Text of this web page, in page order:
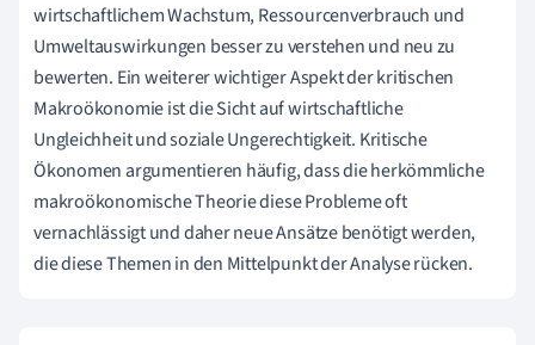
wirtschaftlichem Wachstum, Ressourcenverbrauch und
Umweltauswirkungen besser zu verstehen und neu zu
bewerten. Ein weiterer wichtiger Aspekt der kritischen
Makroökonomie ist die Sicht auf wirtschaftliche
Ungleichheit und soziale Ungerechtigkeit. Kritische
Ökonomen argumentieren häufig, dass die herkömmliche
makroökonomische Theorie diese Probleme oft
vernachlässigt und daher neue Ansätze benötigt werden,
die diese Themen in den Mittelpunkt der Analyse rücken.